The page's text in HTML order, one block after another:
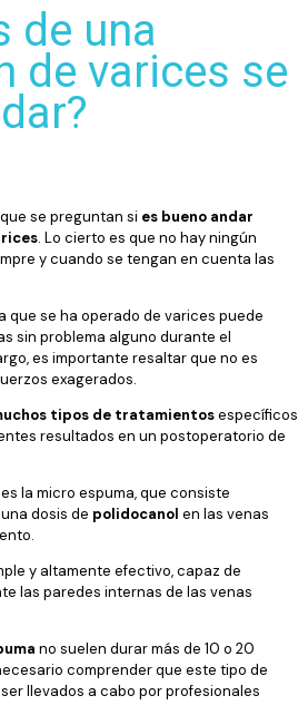
de una
de varices se
se preguntan si es bueno andar
. Lo cierto es que no hay ningún
y cuando se tengan en cuenta las
que se ha operado de varices puede
sin problema alguno durante el
es importante resaltar que no es
exagerados.
tipos de tratamientosespecíficos
resultados en un postoperatorio de
la micro espuma, que consiste
dosis de polidocanol en las venas
y altamente efectivo, capaz de
las paredes internas de las venas
no suelen durar más de 10 o 20
comprender que este tipo de
llevados a cabo por profesionales